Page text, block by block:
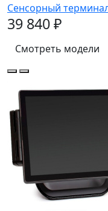
Сенсорный
39 840 ₽
Смотреть модели